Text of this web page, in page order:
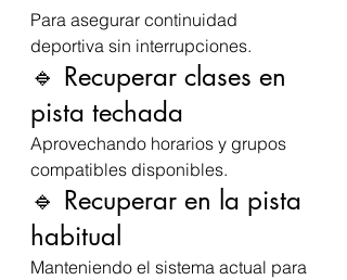
Para asegurar continuidad
deportiva sin interrupciones.
🔹 Recuperar clases en
pista techada
Aprovechando horarios y grupos
compatibles disponibles.
🔹 Recuperar en la pista
habitual
Manteniendo el sistema actual para